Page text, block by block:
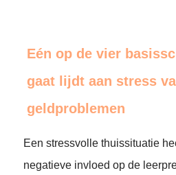
Eén op de vier
gaat lijdt aan stress
geldproblemen
Een stressvolle thuissituatie
negatieve invloed op de